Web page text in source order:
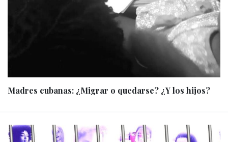
Madres cubanas: ¿Migrar o quedarse? ¿Y los hijos?